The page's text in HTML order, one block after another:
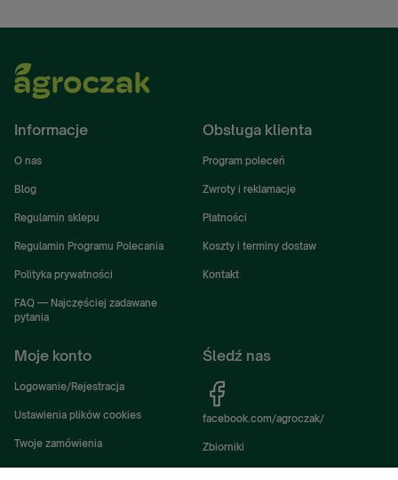
Informacje
O nas
Blog
Regulamin sklepu
Regulamin Programu Polecania
Polityka prywatności
FAQ — Najczęściej zadawane
pytania
Obsługa klienta
Program poleceń
Zwroty i reklamacje
Płatności
Koszty i terminy dostaw
Kontakt
Moje konto
Logowanie/Rejestracja
Ustawienia plików cookies
Twoje zamówienia
Śledź nas
facebook.com/agroczak/
Zbiorniki